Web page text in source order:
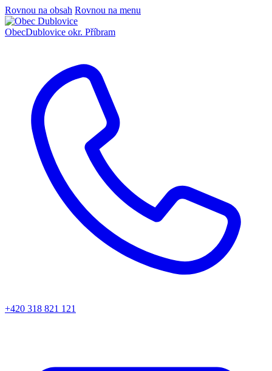
Rovnou na obsah Rovnou na menu
ObecDublovice okr. Příbram
+420 318 821 121